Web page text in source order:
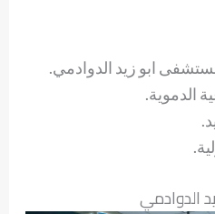
ابو زيد الدوادمي.
الدموية.
الدوادمي